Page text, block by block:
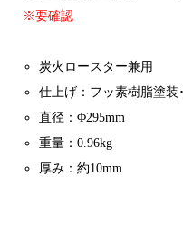
※要確認
炭火ロースター兼用
仕上げ：フッ素樹脂塗装
直径：Φ295mm
重量：0.96kg
厚み：約10mm